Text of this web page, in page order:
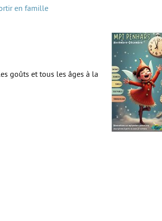
en famille
goûts et tous les âges à la